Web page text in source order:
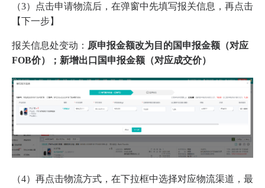
（3）点击申请物流后，在弹窗中先填写报关信息，再点击
【下一步】
报关信息处变动： 原申报金额改为目的国申报金额（对应
FOB价）；新增出口国申报金额（对应成交价）
（4）再点击物流方式，在下拉框中选择对应物流渠道，最